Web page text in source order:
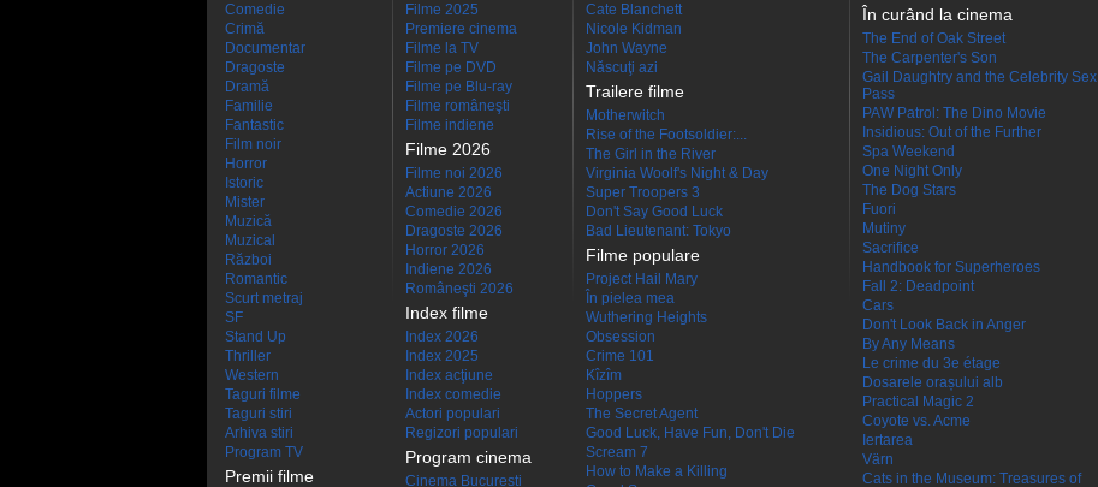
Comedie
Crimă
Documentar
Dragoste
Dramă
Familie
Fantastic
Film noir
Horror
Istoric
Mister
Muzică
Muzical
Război
Romantic
Scurt metraj
SF
Stand Up
Thriller
Western
Taguri filme
Taguri stiri
Arhiva stiri
Program TV
Premii filme
Filme 2025
Premiere cinema
Filme la TV
Filme pe DVD
Filme pe Blu-ray
Filme româneşti
Filme indiene
Filme 2026
Filme noi 2026
Actiune 2026
Comedie 2026
Dragoste 2026
Horror 2026
Indiene 2026
Româneşti 2026
Index filme
Index 2026
Index 2025
Index acţiune
Index comedie
Actori populari
Regizori populari
Program cinema
Cinema Bucuresti
Cate Blanchett
Nicole Kidman
John Wayne
Născuţi azi
Trailere filme
Motherwitch
Rise of the Footsoldier:...
The Girl in the River
Virginia Woolf's Night & Day
Super Troopers 3
Don't Say Good Luck
Bad Lieutenant: Tokyo
Filme populare
Project Hail Mary
În pielea mea
Wuthering Heights
Obsession
Crime 101
Kîzîm
Hoppers
The Secret Agent
Good Luck, Have Fun, Don't Die
Scream 7
How to Make a Killing
În curând la cinema
The End of Oak Street
The Carpenter's Son
Gail Daughtry and the Celebrity Sex
Pass
PAW Patrol: The Dino Movie
Insidious: Out of the Further
Spa Weekend
One Night Only
The Dog Stars
Fuori
Mutiny
Sacrifice
Handbook for Superheroes
Fall 2: Deadpoint
Cars
Don't Look Back in Anger
By Any Means
Le crime du 3e étage
Dosarele orașului alb
Practical Magic 2
Coyote vs. Acme
Iertarea
Värn
Cats in the Museum: Treasures of